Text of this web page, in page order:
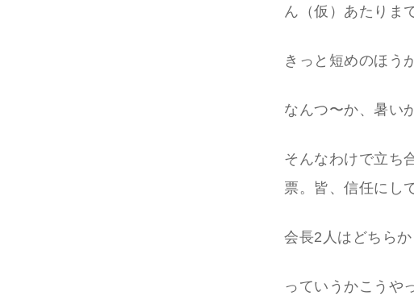
ん（仮）あたりま
きっと短めのほう
なんつ〜か、暑い
そんなわけで立ち
票。皆、信任にし
会長2人はどちら
っていうかこうや